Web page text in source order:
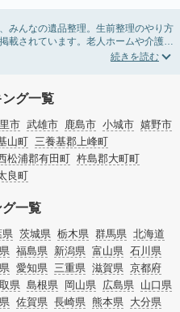
みんなの遺品整理。生前整理のやり方
載されています。老人ホームや介護施
りから、在宅介護の介護整理や福祉住
を利用してみましょう。
ディングノートの選び方や、整理整
チェックしてみてください。
グ一覧
市 武雄市 鹿島市 小城市 嬉野市
山町 三養基郡上峰町
松浦郡有田町 杵島郡大町町
良町
一覧
県 茨城県 栃木県 群馬県 北海道
福島県 新潟県 富山県 石川県
愛知県 三重県 滋賀県 京都府
県 島根県 岡山県 広島県 山口県
佐賀県 長崎県 熊本県 大分県